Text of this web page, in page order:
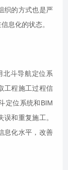
织的方式也是严
息化的状态。
北斗导航定位系
工程施工过程信
定位系统和BIM
和重复施工。
息化水平，改善